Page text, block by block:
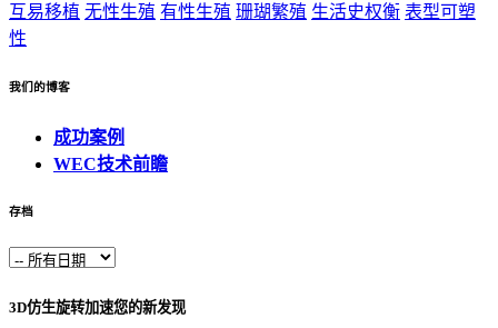
互易移植 无性生殖 有性生殖 珊瑚繁殖 生活史权衡 表型可塑
性
我们的博客
成功案例
WEC技术前瞻
存档
3D仿生旋转加速您的新发现